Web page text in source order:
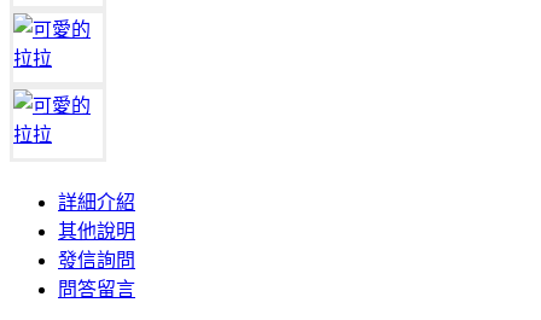
詳細介紹
其他說明
發信詢問
問答留言